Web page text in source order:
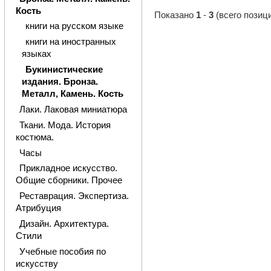
Показано 1 -3 (всего
Кость
книги на русском языке
книги на иностранных
языках
Букинистические
издания. Бронза.
Металл, Камень. Кость
Лаки. Лаковая миниатюра
Ткани. Мода. История
костюма.
Часы
Прикладное искусство.
Общие сборники. Прочее
Реставрация. Экспертиза.
Атрибуция
Дизайн. Архитектура.
Стили
Учебные пособия по
искусству